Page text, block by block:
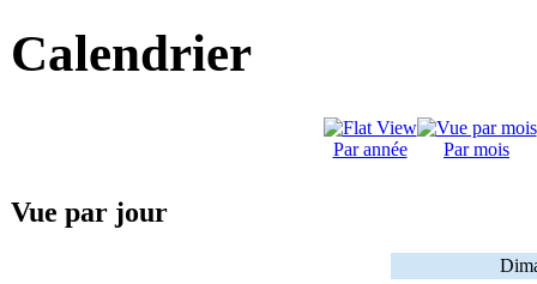
Calendrier
Par année Par mois
Vue par jour